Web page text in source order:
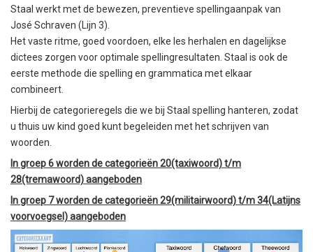
Staal werkt met de bewezen, preventieve spellingaanpak van
José Schraven (Lijn 3).
Het vaste ritme, goed voordoen, elke les herhalen en dagelijkse
dictees zorgen voor optimale spellingresultaten. Staal is ook de
eerste methode die spelling en grammatica met elkaar
combineert.
Hierbij de categorieregels die we bij Staal spelling hanteren, zodat
u thuis uw kind goed kunt begeleiden met het schrijven van
woorden.
In groep 6 worden de categorieën 20(taxiwoord) t/m
28(tremawoord) aangeboden
In groep 7 worden de categorieën 29(militairwoord) t/m 34(Latijns
voorvoegsel) aangeboden